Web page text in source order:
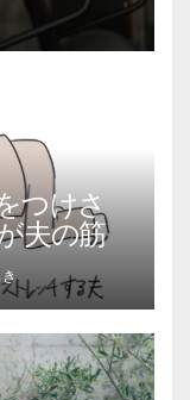
つけさ
夫の筋
ップ